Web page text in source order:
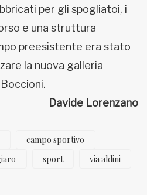
per gli spogliatoi, i
e una struttura
preesistente era stato
la nuova galleria
Davide Lorenzano
campo sportivo
sport
via aldini